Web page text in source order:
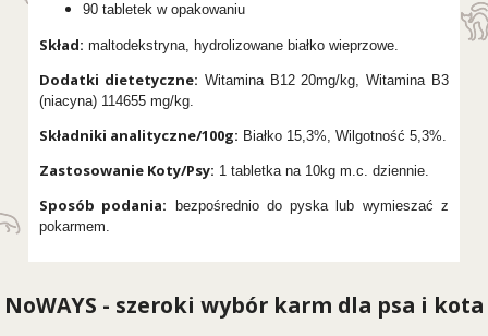
90 tabletek w opakowaniu
Skład: maltodekstryna, hydrolizowane białko wieprzowe.
Dodatki dietetyczne: Witamina B12 20mg/kg, Witamina B3
(niacyna) 114655 mg/kg.
Składniki analityczne/100g: Białko 15,3%, Wilgotność 5,3%.
Zastosowanie Koty/Psy: 1 tabletka na 10kg m.c. dziennie.
Sposób podania: bezpośrednio do pyska lub wymieszać z
pokarmem.
NoWAYS - szeroki wybór karm dla psa i kota